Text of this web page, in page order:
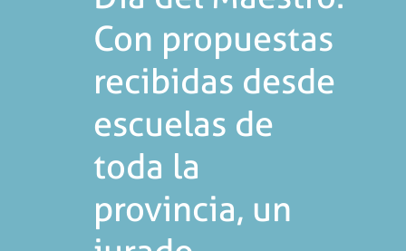
Con propuestas
recibidas desde
escuelas de
toda la
provincia, un